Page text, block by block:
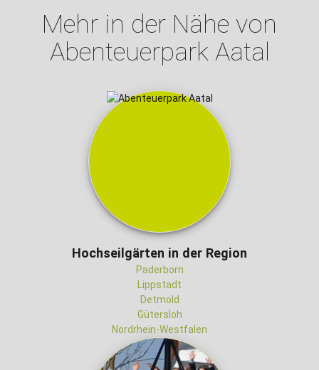
Mehr in der Nähe von
Abenteuerpark Aatal
Hochseilgärten in der Region
Paderborn
Lippstadt
Detmold
Gütersloh
Nordrhein-Westfalen